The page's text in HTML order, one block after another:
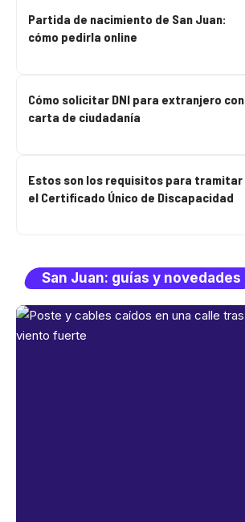
San Juan: guías y novedades
Partida de nacimiento de San Juan:
cómo pedirla online
Cómo solicitar DNI para extranjero con
carta de ciudadanía
Estos son los requisitos para tramitar
el Certificado Único de Discapacidad